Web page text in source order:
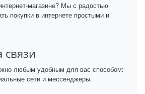
магазине? Мы с радостью
покупки в интернете простыми и
связи
любым удобным для вас способом:
сети и мессенджеры.